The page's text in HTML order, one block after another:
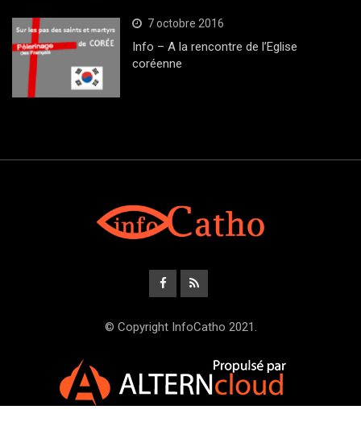
7 octobre 2016
Info – A la rencontre de l’Eglise
coréenne
© Copyright InfoCatho 2021.